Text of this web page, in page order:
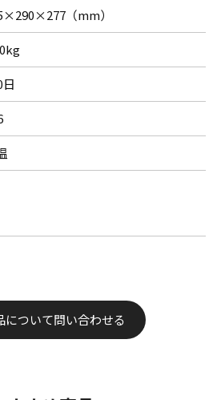
（mm）
について問い合わせる